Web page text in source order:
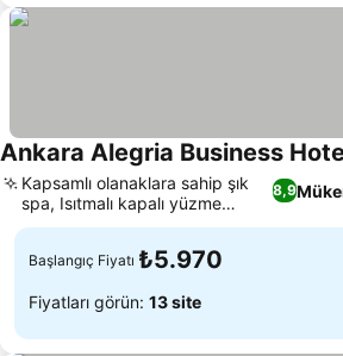
Ankara Alegria Business
8,9
Kapsamlı olanaklara sahip şık
spa, Isıtmalı kapalı yüzme
havuzu
Başlangıç Fiyatı ₺5.970
Fiyatları görün: 13 site